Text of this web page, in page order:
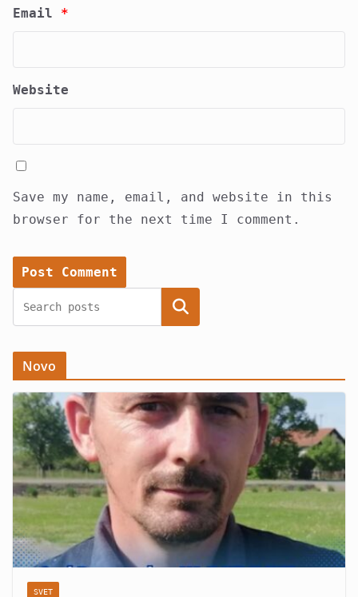
Email *
Website
Save my name, email, and website in this
browser for the next time I comment.
Search
Novo
SVET